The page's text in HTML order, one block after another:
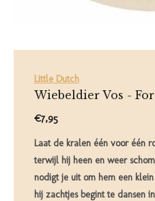
Little Dutch
Wiebeldier Vos -
€7,95
Laat de kralen één voor één
terwijl hij heen en weer
nodigt je uit om hem een
hij zachtjes begint te dansen